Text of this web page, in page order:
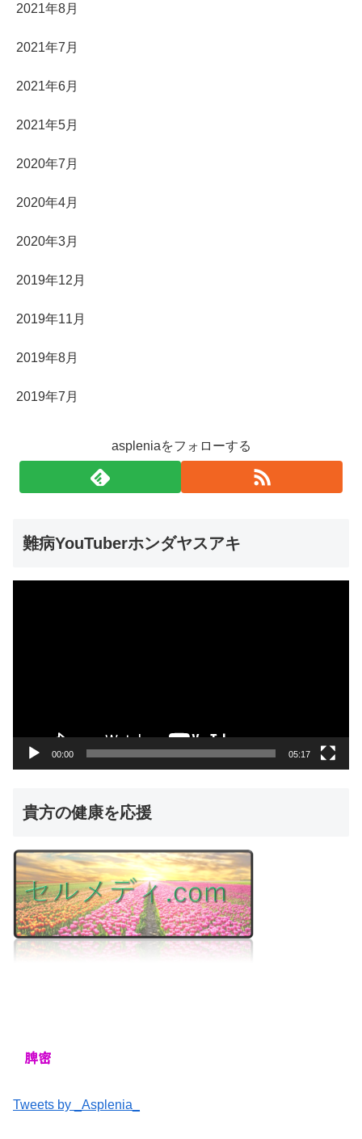
2021年8月
2021年7月
2021年6月
2021年5月
2020年7月
2020年4月
2020年3月
2019年12月
2019年11月
2019年8月
2019年7月
aspleniaをフォローする
難病YouTuberホンダヤスアキ
00:00 05:17
貴方の健康を応援
Tweets by _Asplenia_